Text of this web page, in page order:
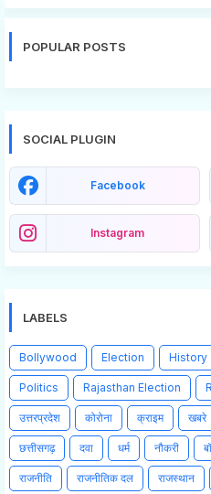
POPULAR POSTS
SOCIAL PLUGIN
Facebook
Instagram
LABELS
Bollywood Election History
Politics Rajasthan Election
उत्तरप्रदेश कोरोना क्राइम खबरे
छत्तीसगढ़ दवा धर्म नौकरी
राजनीति राजनीतिक दल राजस्थान